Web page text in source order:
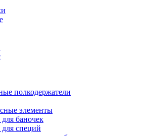
полкодержатели
элементы
баночек
специй